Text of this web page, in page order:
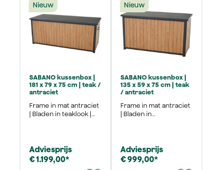
Nieuw
SABANO kussenbox |
181 x 79 x 75 cm | teak /
antraciet
Frame in mat antraciet
| Bladen in teaklook |
Adviesprijs
€ 1.199,00*
Nieuw
SABANO kussenbox |
135 x 59 x 75 cm | teak
/ antraciet
Frame in mat antraciet
| Bladen in
Adviesprijs
€ 999,00*